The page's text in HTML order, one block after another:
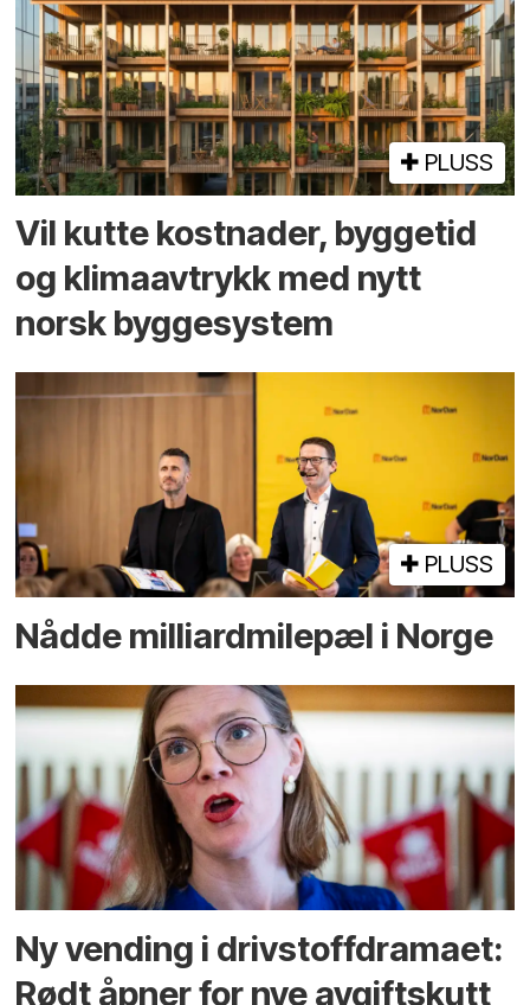
PLUSS
Vil kutte kostnader, byggetid
og klima­avtrykk med nytt
norsk bygge­system
PLUSS
Nådde milliard­­milepæl i Norge
Ny vending i drivstoffdramaet:
Rødt åpner for nye avgiftskutt